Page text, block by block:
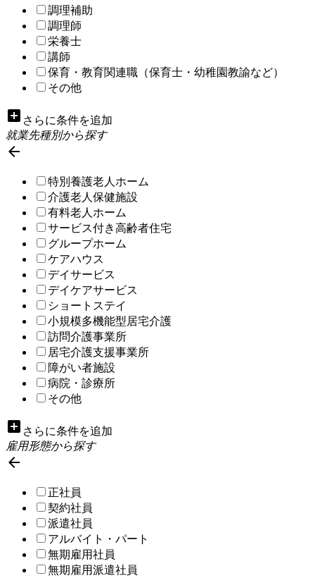
調理補助
調理師
栄養士
講師
保育・教育関連職（保育士・幼稚園教諭など）
その他
add_box さらに条件を追加
就業先種別から探す

特別養護老人ホーム
介護老人保健施設
有料老人ホーム
サービス付き高齢者住宅
グループホーム
ケアハウス
デイサービス
デイケアサービス
ショートステイ
小規模多機能型居宅介護
訪問介護事業所
居宅介護支援事業所
障がい者施設
病院・診療所
その他
add_box さらに条件を追加
雇用形態から探す

正社員
契約社員
派遣社員
アルバイト・パート
無期雇用社員
無期雇用派遣社員